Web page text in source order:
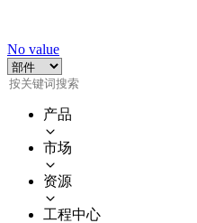
No value
产品
市场
资源
工程中心